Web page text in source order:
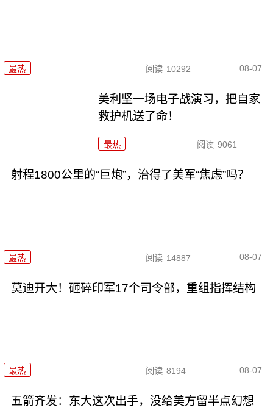
最热 阅读 10292 08-07
美利坚一场电子战演习，把自家
救护机送了命！
最热 阅读 9061
射程1800公里的“巨炮”，治得了美军“焦虑”吗？
最热 阅读 14887 08-07
莫迪开大！砸碎印军17个司令部，重组指挥结构
最热 阅读 8194 08-07
五箭齐发：东大这次出手，没给美方留半点幻想